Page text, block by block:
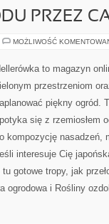
PRZEZ
MOŻLIWOŚĆ
to magazyn
przestrzeniom
piękny ogród.
się z rzemiosłem
kompozycję nasadzeń,
interesuje Cię
gotowe tropy, jak
ogrodowa i Rośliny